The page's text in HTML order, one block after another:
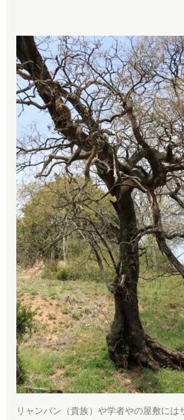
リャンバン（貴族）や学者やの屋敷には